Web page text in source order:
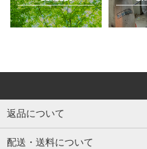
返品について
配送・送料について